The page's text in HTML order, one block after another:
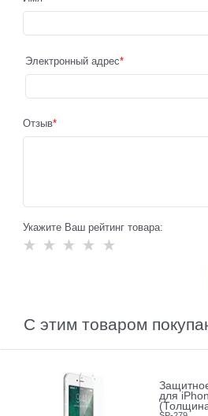
Электронный адрес
Отзыв
Укажите Ваш рейтинг товара:
С этим товаром
для